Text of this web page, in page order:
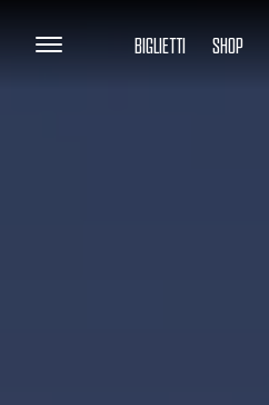
BIGLIETTI SHOP